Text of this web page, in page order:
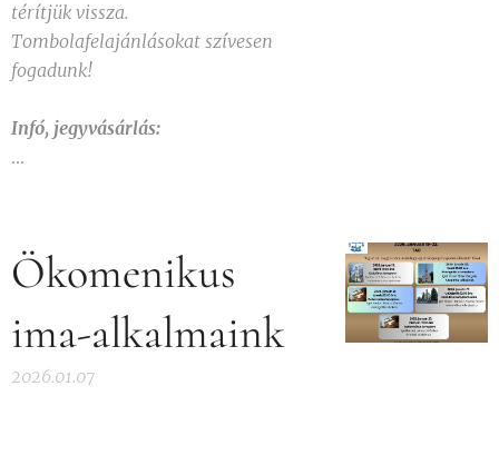
térítjük vissza.
Tombolafelajánlásokat szívesen
fogadunk!
Infó, jegyvásárlás:
...
Ökomenikus
ima-alkalmaink
2026.01.07